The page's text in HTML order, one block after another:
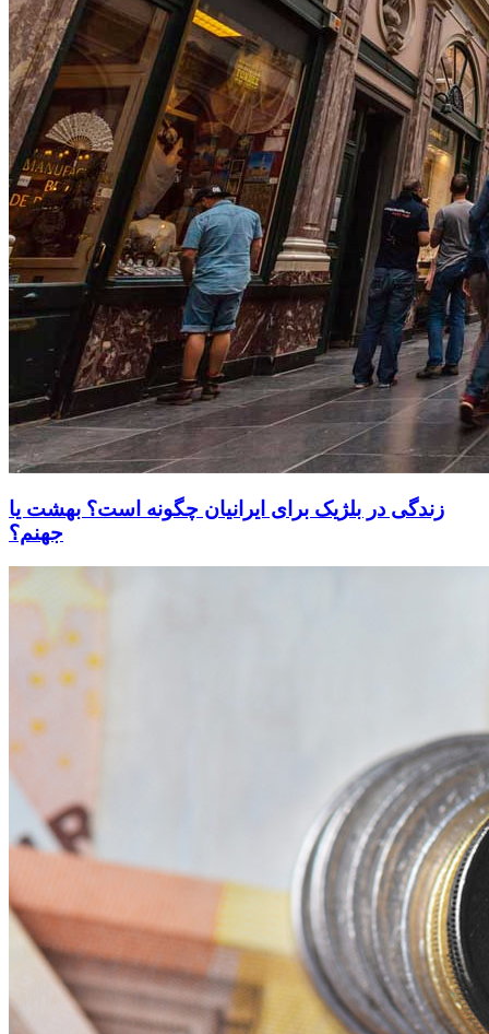
زندگی در بلژیک برای ایرانیان چگونه است؟ بهشت یا
جهنم؟